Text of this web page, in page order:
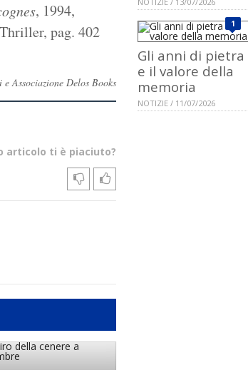
, 1994,
pag. 402
Associazione Delos Books
articolo ti è piaciuto?
1
Gli anni di pietra
e il valore della
memoria
NOTIZIE / 11/07/2026